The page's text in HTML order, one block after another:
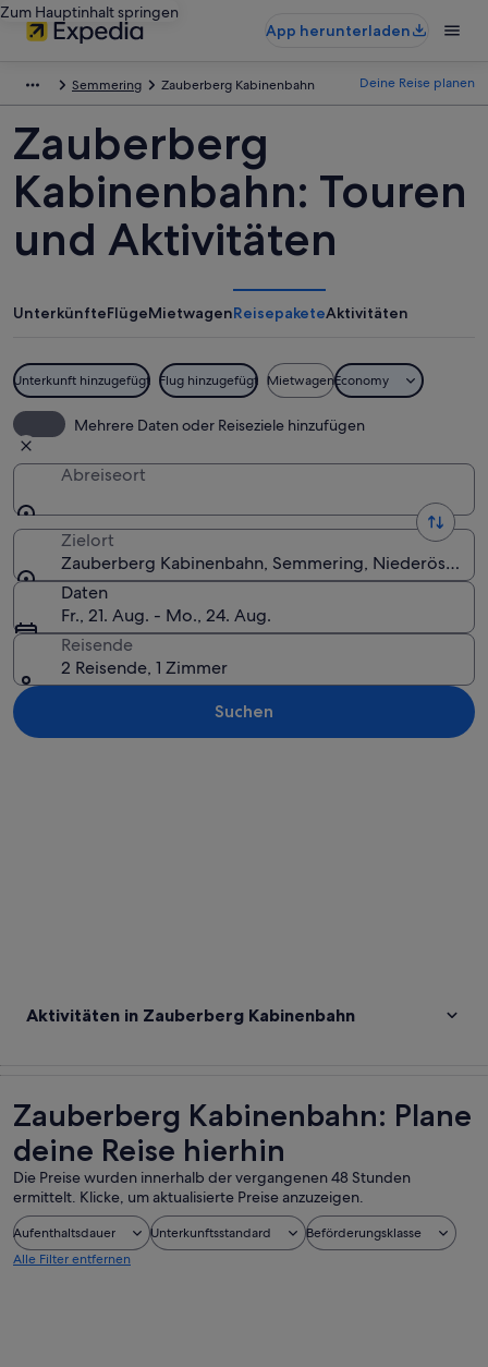
Zum Hauptinhalt springen
App herunterladen
Semmering Zauberberg Kabinenbahn Deine Reise planen
Zauberberg
Kabinenbahn: Touren
und Aktivitäten
UnterkünfteFlügeMietwagenReisepaketeAktivitäten
Unterkunft hinzugefügt Flug hinzugefügt MietwagenEconomy
Mehrere Daten oder Reiseziele hinzufügen
Abreiseort
Zielort
Zauberberg Kabinenbahn, Semmering,
Daten
Fr., 21. Aug. - Mo., 24. Aug.
Reisende
2 Reisende, 1 Zimmer
Suchen
Aktivitäten in Zauberberg Kabinenbahn
Zauberberg Kabinenbahn: Plane
deine Reise hierhin
Die Preise wurden innerhalb der vergangenen 48 Stunden
ermittelt. Klicke, um aktualisierte Preise anzuzeigen.
Aufenthaltsdauer Unterkunftsstandard
Beförderungsklasse
Alle Filter entfernen